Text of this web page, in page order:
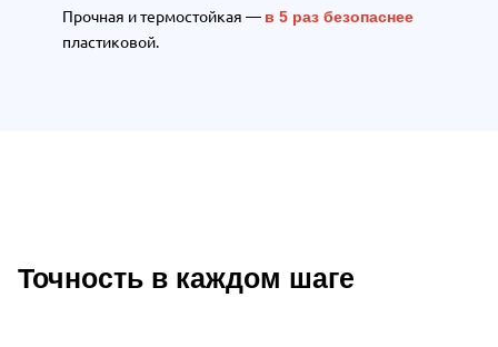
Прочная и термостойкая — в 5 раз безопаснее
пластиковой.
Описание Wattsan 1290 ST
Точность в каждом шаге